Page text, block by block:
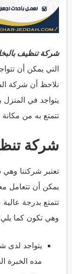
شركة تنظيف
التي يمكن أن
نلاحظ أن شركة
يتواجد في
تتمتع به من
شركة
تعتبر شركتنا
يمكن أن تتعامل
تتمتع بدرجة
وهي تكون كما
يتواجد لدى
مده الخبرة